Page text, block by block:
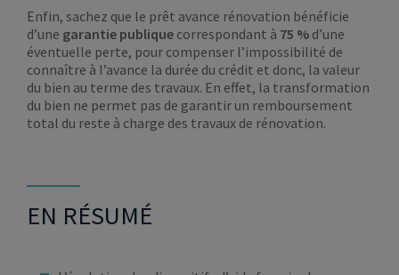
Enfin, sachez que le prêt avance rénovation bénéficie
d’une garantie publique correspondant à 75 % d’une
éventuelle perte, pour compenser l’impossibilité de
connaître à l’avance la durée du crédit et donc, la valeur
du bien au terme des travaux. En effet, la transformation
du bien ne permet pas de garantir un remboursement
total du reste à charge des travaux de rénovation.
EN RÉSUMÉ